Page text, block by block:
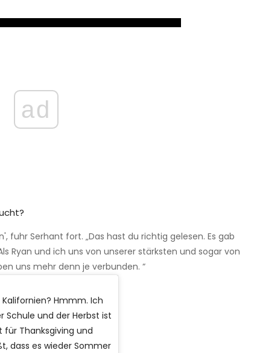
ad
fuhr Serhant fort. „Das hast du richtig gelesen. Es gab
Ryan und ich uns von unserer stärksten und sogar von
uns mehr denn je verbunden. “
Hmmm. Ich
Schule und der Herbst ist
für Thanksgiving und
dass es wieder Sommer